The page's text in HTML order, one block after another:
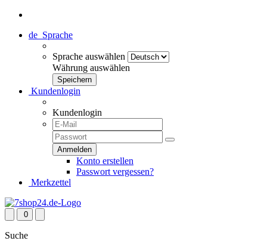
de Sprache
Sprache auswählen
Währung auswählen
Kundenlogin
Kundenlogin
Konto erstellen
Passwort vergessen?
Merkzettel
0
Suche